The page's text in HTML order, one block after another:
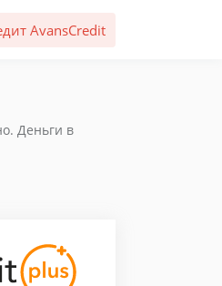
AvansCredit
Деньги в